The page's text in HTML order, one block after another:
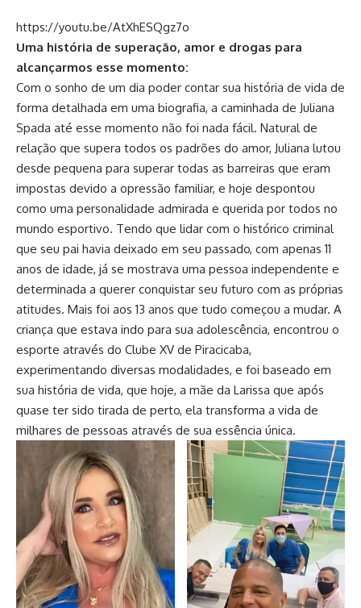
https://youtu.be/AtXhESQgz7o
Uma história de superação, amor e drogas para
alcançarmos esse momento:
Com o sonho de um dia poder contar sua história de vida de
forma detalhada em uma biografia, a caminhada de Juliana
Spada até esse momento não foi nada fácil. Natural de
relação que supera todos os padrões do amor, Juliana lutou
desde pequena para superar todas as barreiras que eram
impostas devido a opressão familiar, e hoje despontou
como uma personalidade admirada e querida por todos no
mundo esportivo. Tendo que lidar com o histórico criminal
que seu pai havia deixado em seu passado, com apenas 11
anos de idade, já se mostrava uma pessoa independente e
determinada a querer conquistar seu futuro com as próprias
atitudes. Mais foi aos 13 anos que tudo começou a mudar. A
criança que estava indo para sua adolescência, encontrou o
esporte através do Clube XV de Piracicaba,
experimentando diversas modalidades, e foi baseado em
sua história de vida, que hoje, a mãe da Larissa que após
quase ter sido tirada de perto, ela transforma a vida de
milhares de pessoas através de sua essência única.